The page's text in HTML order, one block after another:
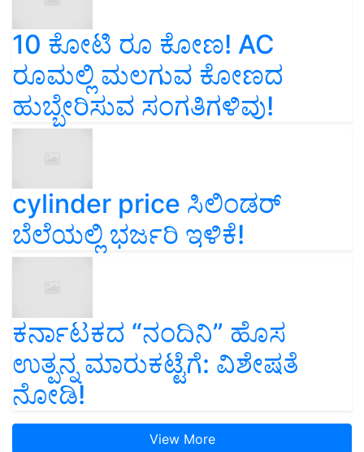
10 ಕೋಟಿ ರೂ ಕೋಣ! AC
ರೂಮಲ್ಲಿ ಮಲಗುವ ಕೋಣದ
ಹುಬ್ಬೇರಿಸುವ ಸಂಗತಿಗಳಿವು!
cylinder price ಸಿಲಿಂಡರ್‌
ಬೆಲೆಯಲ್ಲಿ ಭರ್ಜರಿ ಇಳಿಕೆ!
ಕರ್ನಾಟಕದ “ನಂದಿನಿ” ಹೊಸ
ಉತ್ಪನ್ನ ಮಾರುಕಟ್ಟೆಗೆ: ವಿಶೇಷತೆ
ನೋಡಿ!
View More